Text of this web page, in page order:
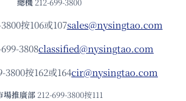
按106或107sales@nysingtao.com
3808classified@nysingtao.com
3800按162或164cir@nysingtao.com
場推廣部 212-699-3800按111